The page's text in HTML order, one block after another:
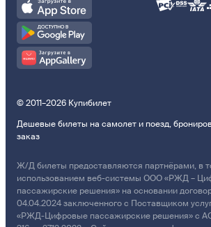
© 2011–2026 Купибилет
Дешевые билеты на самолет и поезд,
заказ
Ж/Д билеты предоставляются партнёрами, в
использованием веб-системы ООО «РЖД –
пассажирские решения» на основании
04.04.2024 заключенного с Поставщиком
«РЖД-Цифровые пассажирские решения» с